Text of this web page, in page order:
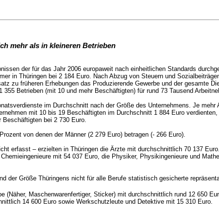
mehr als in kleineren Betrieben
der für das Jahr 2006 europaweit nach einheitlichen Standards
in Thüringen bei 2 184 Euro. Nach Abzug von Steuern und
zu früheren Erhebungen das Produzierende Gewerbe und der gesamte
Betrieben (mit 10 und mehr Beschäftigten) für rund 73 Tausend
im Durchschnitt nach der Größe des Unternehmens. Je
mit 10 bis 19 Beschäftigten im Durchschnitt 1 884 Euro
Beschäftigten bei 2 730 Euro.
von denen der Männer (2 279 Euro) betragen (- 266 Euro).
erfasst – erzielten in Thüringen die Ärzte mit durchschnittlich 70 137
mit 54 037 Euro, die Physiker, Physikingenieure und
der Größe Thüringens nicht für alle Berufe statistisch gesicherte
(Näher, Maschenwarenfertiger, Sticker) mit durchschnittlich rund 12 650
14 600 Euro sowie Werkschutzleute und Detektive mit 15 310 Euro.